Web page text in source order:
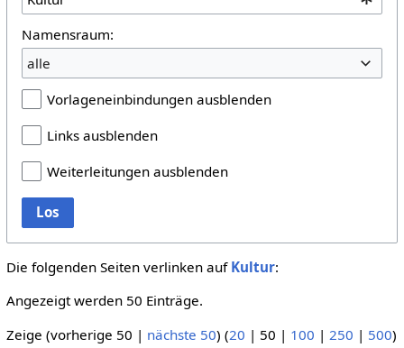
Namensraum:
alle
Vorlageneinbindungen ausblenden
Links ausblenden
Weiterleitungen ausblenden
Los
Die folgenden Seiten verlinken auf Kultur:
Angezeigt werden 50 Einträge.
Zeige (vorherige 50 | nächste 50) (20 | 50 | 100 | 250 | 500)